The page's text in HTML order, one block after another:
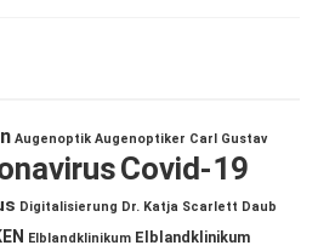
Augenoptik Augenoptiker Carl Gustav
Covid-19
Digitalisierung Dr. Katja Scarlett Daub
Elblandklinikum Elblandklinikum